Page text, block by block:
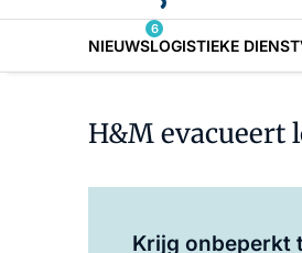
NIEUWS
6
LOGISTIEKE
H&M evacueert
Krijg onbeperkt